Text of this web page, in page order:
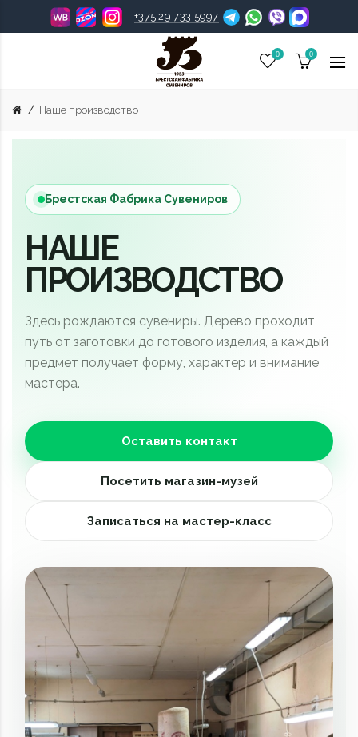
+375 29 733 5997
0 0
Наше производство
Брестская Фабрика Сувениров
НАШЕ
ПРОИЗВОДСТВО
Здесь рождаются сувениры. Дерево проходит
путь от заготовки до готового изделия, а каждый
предмет получает форму, характер и внимание
мастера.
Оставить контакт
Посетить магазин-музей
Записаться на мастер-класс